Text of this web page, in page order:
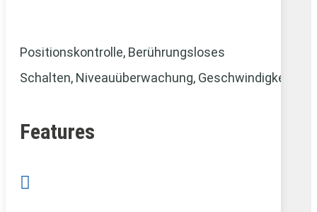
Positionskontrolle, Berührungsloses
Schalten, Niveauüberwachung,
Features
